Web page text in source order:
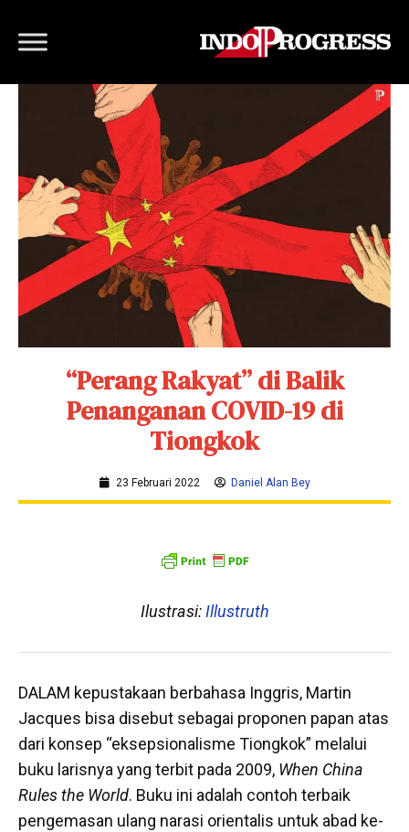
“Perang Rakyat” di Balik
Penanganan COVID-19 di
Tiongkok
23 Februari 2022 Daniel Alan Bey
Ilustrasi:Illustruth
DALAM kepustakaan berbahasa Inggris, Martin
Jacques bisa disebut sebagai proponen papan atas
dari konsep “eksepsionalisme Tiongkok” melalui
buku larisnya yang terbit pada 2009, When China
Rules the World. Buku ini adalah contoh terbaik
pengemasan ulang narasi orientalis untuk abad ke-